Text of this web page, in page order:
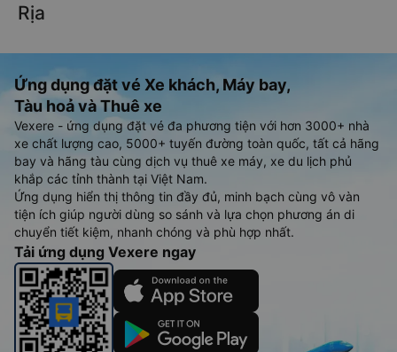
Rịa
Ứng dụng đặt vé Xe khách, Máy bay,
Tàu hoả và Thuê xe
Vexere - ứng dụng đặt vé đa phương tiện với hơn 3000+ nhà
xe chất lượng cao, 5000+ tuyến đường toàn quốc, tất cả hãng
bay và hãng tàu cùng dịch vụ thuê xe máy, xe du lịch phủ
khắp các tỉnh thành tại Việt Nam.
Ứng dụng hiển thị thông tin đầy đủ, minh bạch cùng vô vàn
tiện ích giúp người dùng so sánh và lựa chọn phương án di
chuyển tiết kiệm, nhanh chóng và phù hợp nhất.
Tải ứng dụng Vexere ngay